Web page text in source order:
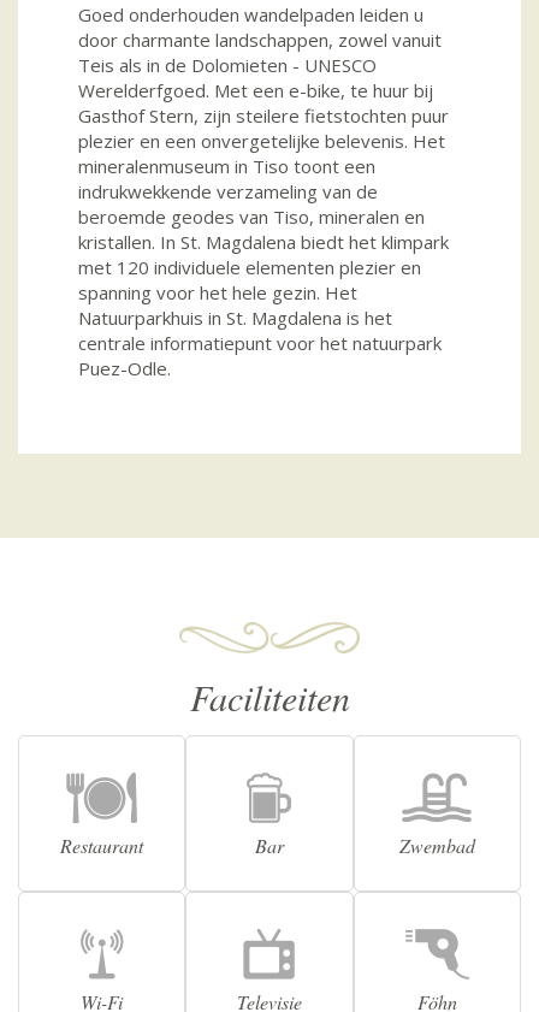
Goed onderhouden wandelpaden leiden u
door charmante landschappen, zowel vanuit
Teis als in de Dolomieten - UNESCO
Werelderfgoed. Met een e-bike, te huur bij
Gasthof Stern, zijn steilere fietstochten puur
plezier en een onvergetelijke belevenis. Het
mineralenmuseum in Tiso toont een
indrukwekkende verzameling van de
beroemde geodes van Tiso, mineralen en
kristallen. In St. Magdalena biedt het klimpark
met 120 individuele elementen plezier en
spanning voor het hele gezin. Het
Natuurparkhuis in St. Magdalena is het
centrale informatiepunt voor het natuurpark
Puez-Odle.
Faciliteiten
Restaurant Bar Zwembad
Wi-Fi Televisie Föhn